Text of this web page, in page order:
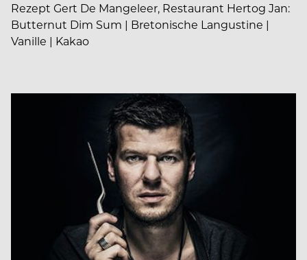
Rezept Gert De Mangeleer, Restaurant Hertog Jan:
Butternut Dim Sum | Bretonische Langustine |
Vanille | Kakao